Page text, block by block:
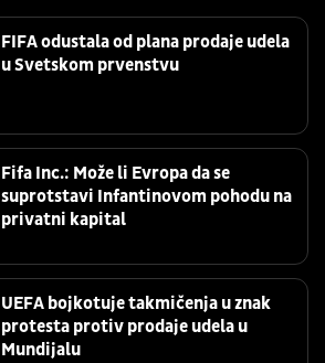
FIFA odustala od plana prodaje udela
u Svetskom prvenstvu
Fifa Inc.: Može li Evropa da se
suprotstavi Infantinovom pohodu na
privatni kapital
UEFA bojkotuje takmičenja u znak
protesta protiv prodaje udela u
Mundijalu